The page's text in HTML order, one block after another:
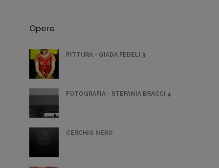
Opere
PITTURA - GIADA FEDELI 3
FOTOGRAFIA - STEFANIA BRACCI 4
CERCHIO NERO